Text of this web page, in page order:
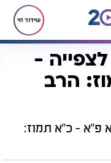
שידור חי
-
הרב
פ"א - כ"א תמוז: